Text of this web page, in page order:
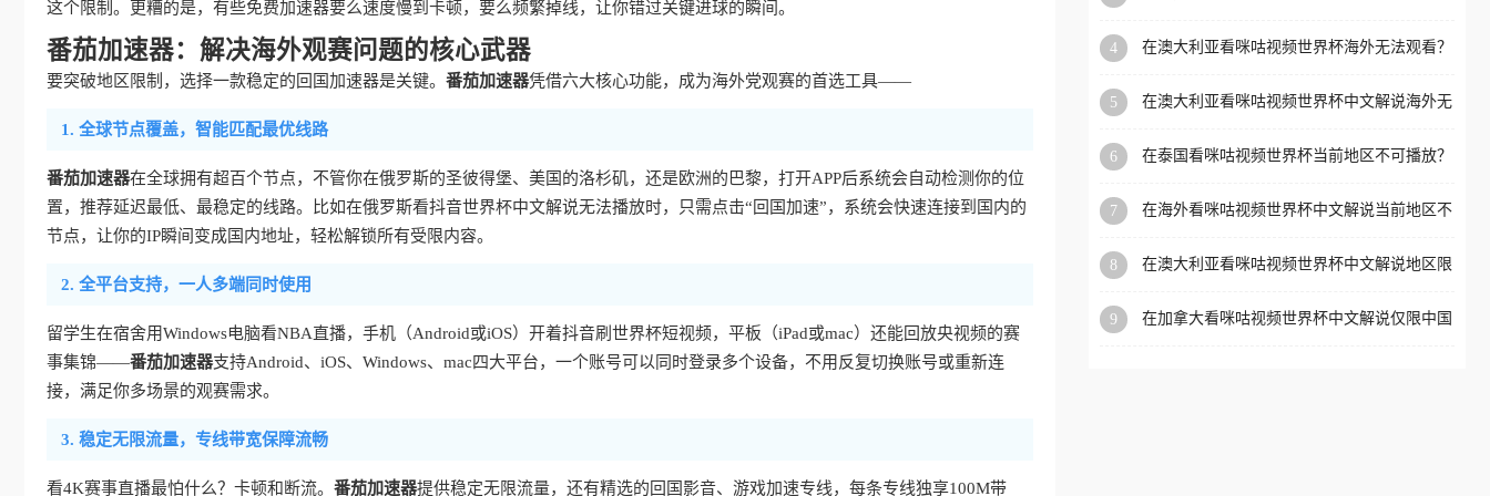
这个限制。更糟的是，有些免费加速器要么速度慢到卡顿，要么频繁掉线，让你错过关键进球的瞬间。
番茄加速器：解决海外观赛问题的核心武器
要突破地区限制，选择一款稳定的回国加速器是关键。 番茄加速器凭借六大核心功能，成为海外党观赛的首选工具——
1. 全球节点覆盖，智能匹配最优线路
番茄加速器在全球拥有超百个节点，不管你在俄罗斯的圣彼得堡、美国的洛杉矶，还是欧洲的巴黎，打开APP后系统会自动检测你的位
置，推荐延迟最低、最稳定的线路。比如在俄罗斯看抖音世界杯中文解说无法播放时，只需点击“回国加速”，系统会快速连接到国内的
节点，让你的IP瞬间变成国内地址，轻松解锁所有受限内容。
2. 全平台支持，一人多端同时使用
留学生在宿舍用Windows电脑看NBA直播，手机（Android或iOS）开着抖音刷世界杯短视频，平板（iPad或mac）还能回放央视频的赛
事集锦——番茄加速器支持Android、iOS、Windows、mac四大平台，一个账号可以同时登录多个设备，不用反复切换账号或重新连
接，满足你多场景的观赛需求。
3. 稳定无限流量，专线带宽保障流畅
看4K赛事直播最怕什么？卡顿和断流。 番茄加速器提供稳定无限流量，还有精选的回国影音、游戏加速专线，每条专线独享100M带
学、定居等，都可以使用，
扰。
4
在澳大利亚看咪咕视频世界杯海外无法观看？
5
在澳大利亚看咪咕视频世界杯中文解说海外无
6
在泰国看咪咕视频世界杯当前地区不可播放？
7
在海外看咪咕视频世界杯中文解说当前地区不
8
在澳大利亚看咪咕视频世界杯中文解说地区限
9
在加拿大看咪咕视频世界杯中文解说仅限中国